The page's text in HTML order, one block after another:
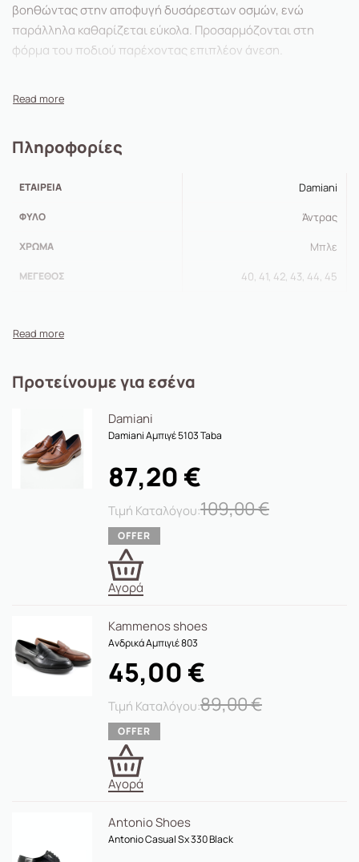
βοηθώντας στην αποφυγή δυσάρεστων οσμών, ενώ
παράλληλα καθαρίζεται εύκολα. Προσαρμόζονται στη
φόρμα του ποδιού παρέχοντας επιπλέον άνεση.
Πληροφορίες
ΕΤΑΙΡΕΊΑ Damiani
ΦΎΛΟ Άντρας
ΧΡΏΜΑ Μπλε
ΜΈΓΕΘΟΣ 40, 41, 42, 43, 44, 45
Προτείνουμε για εσένα
Damiani
Damiani Αμπιγέ 5103 Taba
109,00€
87,20 €
Αγορά
Kammenos shoes
Ανδρικά Αμπιγιέ 803
89,00€
45,00 €
Αγορά
Antonio Shoes
Antonio Casual Sx 330 Black